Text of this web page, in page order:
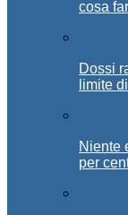
cosa
Dossi
limite
Niente
per